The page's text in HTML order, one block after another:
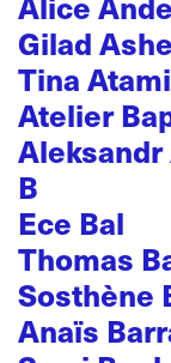
Gilad
Tina Atami
Atelier
Aleksandr
B
Ece Bal
Thomas
Sosthène
Anaïs